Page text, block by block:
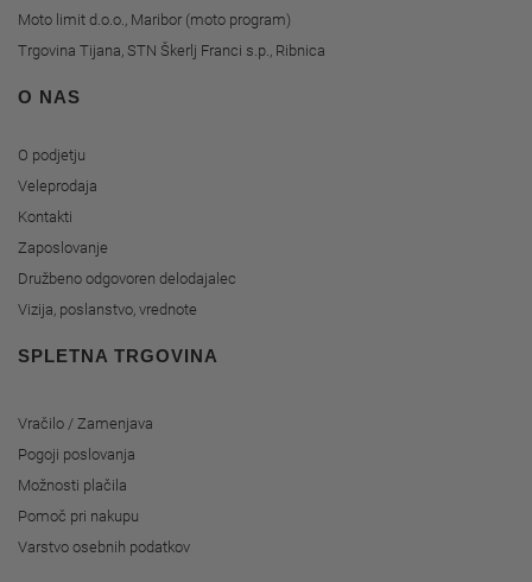
Moto limit d.o.o., Maribor (moto program)
Trgovina Tijana, STN Škerlj Franci s.p., Ribnica
O NAS
O podjetju
Veleprodaja
Kontakti
Zaposlovanje
Družbeno odgovoren delodajalec
Vizija, poslanstvo, vrednote
SPLETNA TRGOVINA
Vračilo / Zamenjava
Pogoji poslovanja
Možnosti plačila
Pomoč pri nakupu
Varstvo osebnih podatkov